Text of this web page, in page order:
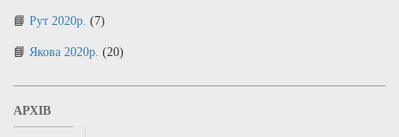
Рут 2020р. (7)
Якова 2020р. (20)
АРХІВ